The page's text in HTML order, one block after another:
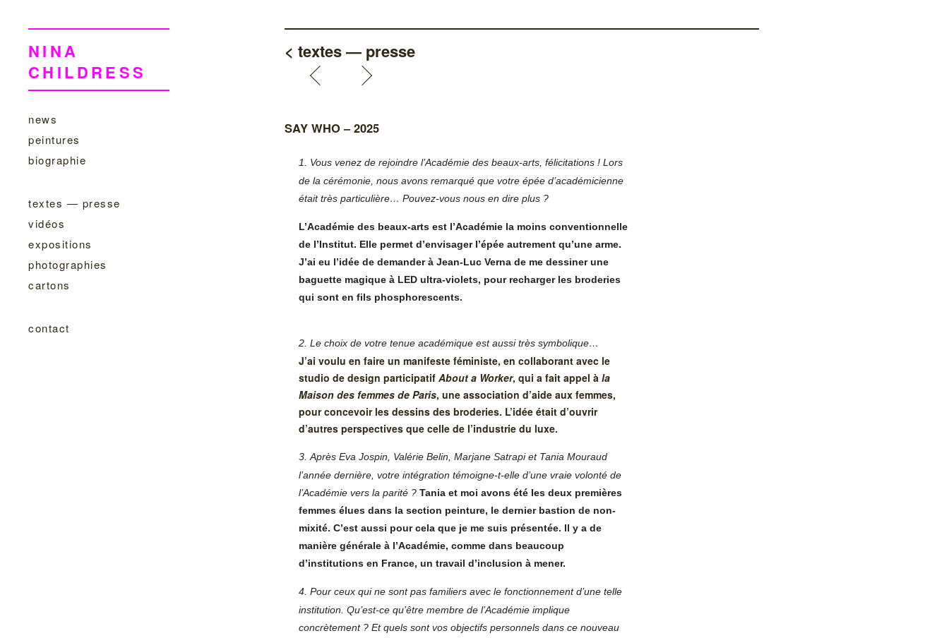
NINA
CHILDRESS
news
peintures
biographie
textes — presse
vidéos
expositions
photographies
cartons
contact
< textes — presse
SAY WHO – 2025
1.
Vous venez de rejoindre l’Académie des beaux-arts, félicitations ! Lors
de la cérémonie, nous avons remarqué que votre épée d’académicienne
était très particulière… Pouvez-vous nous en dire plus ?
L’Académie des beaux-arts est l’Académie la moins conventionnelle
de l’Institut. Elle permet d’envisager l’épée autrement qu’une arme.
J’ai eu l’idée de demander à Jean-Luc Verna de me dessiner une
baguette magique à LED ultra-violets, pour recharger les broderies
qui sont en fils phosphorescents.
2. Le choix de votre tenue académique est aussi très symbolique…
J’ai voulu en faire un manifeste féministe, en collaborant avec le
studio de design participatifAbout a Worker, qui a fait appel àla
Maison des femmes de Paris, une association d’aide aux femmes,
pour concevoir les dessins des broderies. L’idée était d’ouvrir
d’autres perspectives que celle de l’industrie du luxe.
3. Après Eva Jospin, Valérie Belin, Marjane Satrapi et Tania Mouraud
l’année dernière, votre intégration témoigne-t-elle d’une vraie volonté de
l’Académie vers la parité ?Tania et moi avons été les deux premières
femmes élues dans la section peinture, le dernier bastion de non-
mixité. C’est aussi pour cela que je me suis présentée. Il y a de
manière générale à l’Académie, comme dans beaucoup
d’institutions en France, un travail d’inclusion à mener.
4. Pour ceux qui ne sont pas familiers avec le fonctionnement d’une telle
institution. Qu’est-ce qu’être membre de l’Académie implique
concrètement ? Et quels sont vos objectifs personnels dans ce nouveau